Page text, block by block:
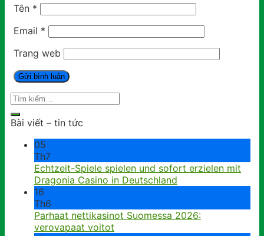
Tên *
Email *
Trang web
Bài viết – tin tức
05
Th7
Echtzeit-Spiele spielen und sofort erzielen mit
Dragonia Casino in Deutschland
16
Th6
Parhaat nettikasinot Suomessa 2026:
verovapaat voitot